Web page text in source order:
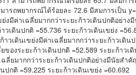
ารถพยากรณ์ได้ร้อยละ 72.6 มีสมการเป็น
ย่งมีค่าเฉลี่ยมากกว่าระยะก้าวเดินปกติอย่า
วเดินปกติ =55.736 ระยะก้าวเดินเขย่ง
าวเดินเขย่งมีค่าเฉลี่ยมากกว่าระยะก้าวเดิ
องระยะก้าวเดินปกติ =52.589 ระยะก้าวเ
ฉลี่ยมากกว่าระยะก้าวเดินปกติอย่างมีนัยสำ
ปกติ =59.225 ระยะก้าวเดินเขย่ง =60.692